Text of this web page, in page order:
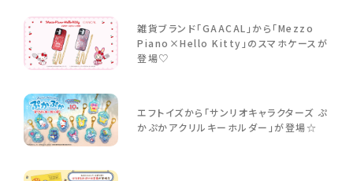
雑貨ブランド「GAACAL」から「Mezzo
Piano×Hello Kitty」のスマホケースが
登場♡
エフトイズから「サンリオキャラクターズ ぷ
かぷかアクリルキーホルダー」が登場☆